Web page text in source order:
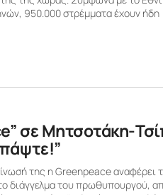
950.000 στρέμματα έχουν ήδη
σε Μητσοτάκη-
της η Greenpeace αναφέρει
διάγγελμα του πρωθυπουργού,